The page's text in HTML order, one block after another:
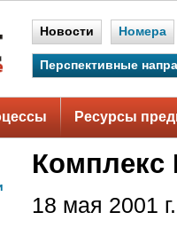
Новости Номера
Перспективные
Ресурсы
Комплекс
18 мая 2001 г.